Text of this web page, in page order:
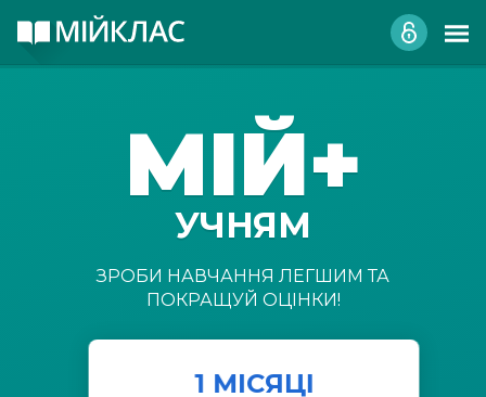
МІЙ+
УЧНЯМ
ЗРОБИ НАВЧАННЯ ЛЕГШИМ ТА
ПОКРАЩУЙ ОЦІНКИ!
1 МІСЯЦІ